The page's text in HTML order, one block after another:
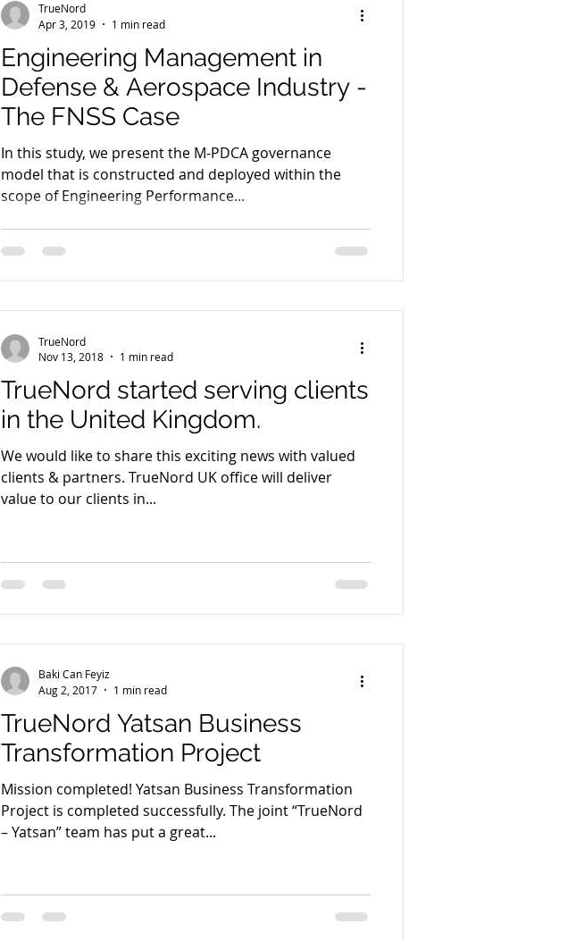
Engineering Management in
Defense & Aerospace Industry -
The FNSS Case
In this study, we present the M-PDCA governance
model that is constructed and deployed within the
scope of Engineering Performance...
TrueNord
Apr 3, 2019
1 min read
TrueNord started serving clients
in the United Kingdom.
We would like to share this exciting news with valued
clients & partners. TrueNord UK office will deliver
value to our clients in...
TrueNord
Nov 13, 2018
1 min read
TrueNord Yatsan Business
Transformation Project
Mission completed! Yatsan Business Transformation
Project is completed successfully. The joint “TrueNord
– Yatsan” team has put a great...
Baki Can Feyiz
Aug 2, 2017
1 min read